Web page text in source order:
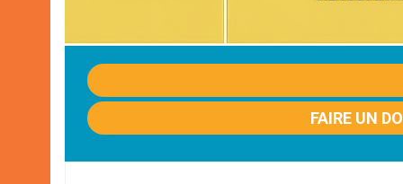
FAIRE UN